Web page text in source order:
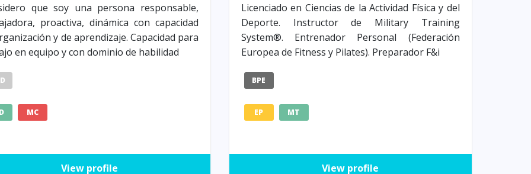
que soy una persona responsable,
proactiva, dinámica con capacidad
y de aprendizaje. Capacidad para
en equipo y con dominio de habilidad
MC
View profile
Licenciado en Ciencias de la Actividad Física y del
Deporte. Instructor de Military Training
System®. Entrenador Personal (Federación
Europea de Fitness y Pilates). Preparador F&i
BPE
EP MT
View profile